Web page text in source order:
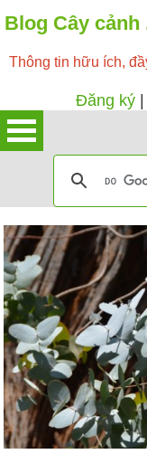
Blog Cây cảnh
Thông tin hữu ích,
Đăng ký